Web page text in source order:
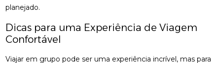
planejado.
Dicas para uma Experiência de Viagem
Confortável
Viajar em grupo pode ser uma experiência incrível, mas para